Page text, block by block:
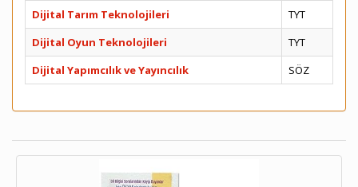
Dijital Tarım Teknolojileri
TYT
Dijital Oyun Teknolojileri
TYT
Dijital Yapımcılık ve Yayıncılık
SÖZ